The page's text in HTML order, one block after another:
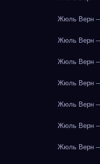
Жюль Верн —
Жюль Верн —
Жюль Верн —
Жюль Верн —
Жюль Верн —
Жюль Верн —
Жюль Верн —